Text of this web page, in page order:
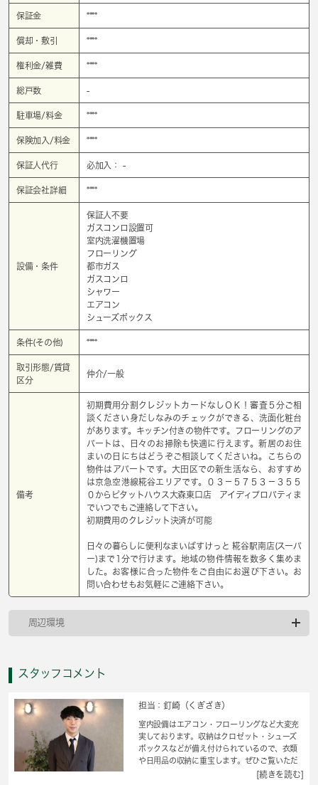
保証金 ****
償却・敷引 ****
権利金/雑費 ****
総戸数 -
駐車場/料金 ****
保険加入/料金 ****
保証人代行 必加入： -
保証会社詳細 ****
設備・条件
保証人不要
ガスコンロ設置可
室内洗濯機置場
フローリング
都市ガス
ガスコンロ
シャワー
エアコン
シューズボックス
条件(その他) ****
取引形態/賃貸
区分
仲介/一般
備考
初期費用分割クレジットカードなしＯＫ！審査５分ご相
談ください身だしなみのチェックができる、洗面化粧台
があります。キッチン付きの物件です。フローリングのア
パートは、日々のお掃除も快適に行えます。新居のお住
まいの日にちはどうぞご相談してくださいね。こちらの
物件はアパートです。大田区での新生活なら、おすすめ
は京急空港線糀谷エリアです。０３－５７５３－３５５
０からピタットハウス大森東口店 アイディプロパティま
でいつでもご連絡して下さい。
初期費用のクレジット決済が可能
日々の暮らしに便利なまいばすけっと 糀谷駅南店(スーパ
ー)まで1分で行けます。地域の物件情報を数多く集めま
した。お客様に合った物件をご自由にお選び下さい。お
問い合わせもお気軽にご連絡下さい。
周辺環境
スタッフコメント
担当：釘崎（くぎざき）
室内設備はエアコン・フローリングなど大変充
実しております。収納はクロゼット・シューズ
ボックスなどが備え付けられているので、衣類
や日用品の収納に重宝します。ぜひご覧いただ
きたい賃貸物件です。快適な暮らしには、キッ
[続きを読む]